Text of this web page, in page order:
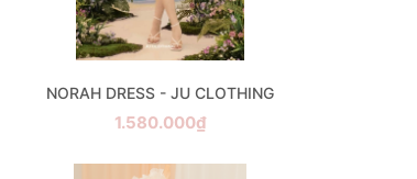
NORAH DRESS - JU CLOTHING
1.580.000₫